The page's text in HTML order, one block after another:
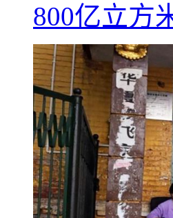
800亿立方